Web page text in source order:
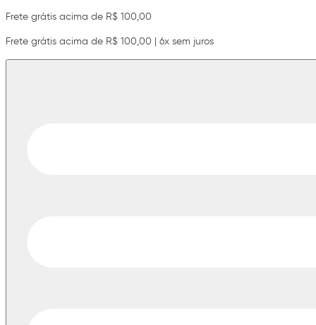
Frete grátis acima de R$ 100,00
Frete grátis acima de R$ 100,00 | 6x sem juros